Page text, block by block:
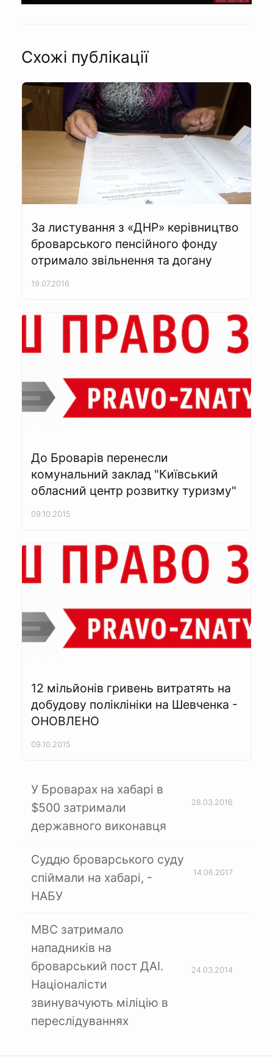
Схожі публікації
За листування з «ДНР» керівництво
броварського пенсійного фонду
отримало звільнення та догану
19.07.2016
До Броварів перенесли
комунальний заклад "Київський
обласний центр розвитку туризму"
09.10.2015
12 мільйонів гривень витратять на
добудову поліклініки на Шевченка -
ОНОВЛЕНО
09.10.2015
У Броварах на хабарі в
$500 затримали
державного виконавця
28.03.2016
Суддю броварського суду
спіймали на хабарі, -
НАБУ
14.06.2017
МВС затримало
нападників на
броварський пост ДАІ.
Націоналісти
звинувачують міліцію в
переслідуваннях
24.03.2014